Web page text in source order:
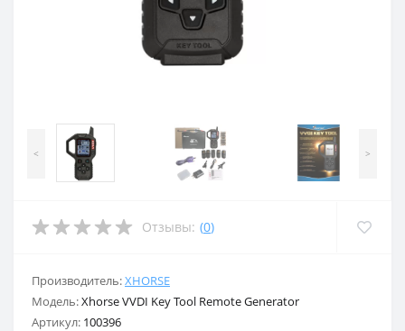
< >
Отзывы: (0)
Производитель:XHORSE
Модель:Xhorse VVDI Key Tool Remote Generator
Артикул: 100396